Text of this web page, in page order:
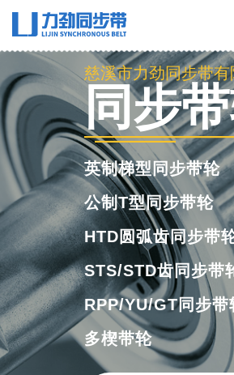
慈溪市力劲同步带有
同步
英制梯型同步带轮
公制T型同步带轮
HTD圆弧齿同步带轮
STS/STD齿同步带轮
RPP/YU/GT同步带轮
多楔带轮
慈溪市力劲同步带有限公司
工业橡
带